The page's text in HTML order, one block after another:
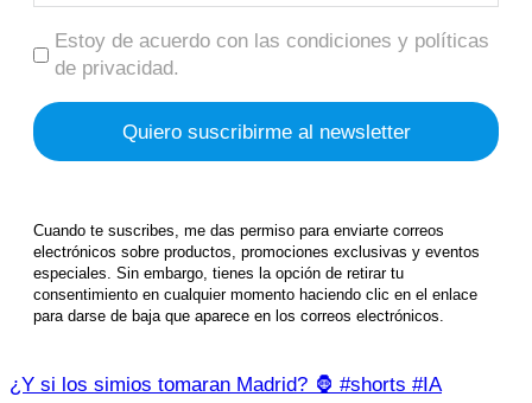
Estoy de acuerdo con las condiciones y políticas
de privacidad.
Cuando te suscribes, me das permiso para enviarte correos
electrónicos sobre productos, promociones exclusivas y eventos
especiales. Sin embargo, tienes la opción de retirar tu
consentimiento en cualquier momento haciendo clic en el enlace
para darse de baja que aparece en los correos electrónicos.
¿Y si los simios tomaran Madrid? 🦍 #shorts #IA